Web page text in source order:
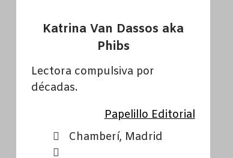
Katrina Van Dassos aka
Phibs
Lectora compulsiva por
décadas.
Papelillo Editorial
Chamberí, Madrid